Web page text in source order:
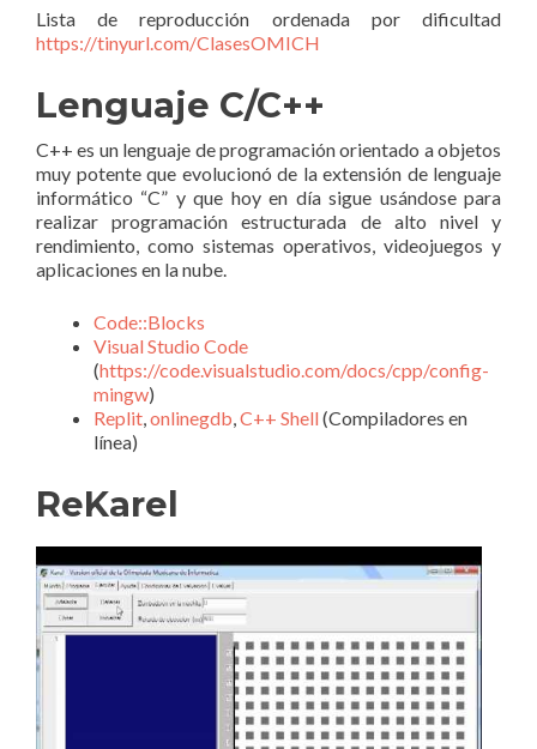
Lista de reproducción ordenada por dificultad
https://tinyurl.com/ClasesOMICH
Lenguaje C/C++
C++ es un lenguaje de programación orientado a objetos
muy potente que evolucionó de la extensión de lenguaje
informático “C” y que hoy en día sigue usándose para
realizar programación estructurada de alto nivel y
rendimiento, como sistemas operativos, videojuegos y
aplicaciones en la nube.
Code::Blocks
Visual Studio Code
(https://code.visualstudio.com/docs/cpp/config-
mingw)
Replit,onlinegdb,C++ Shell(Compiladores en
línea)
ReKarel